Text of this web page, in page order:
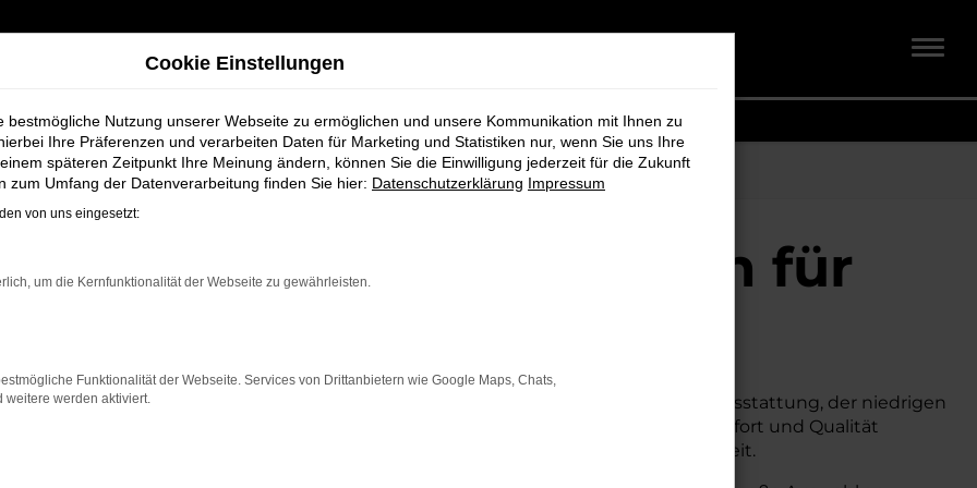
für Nordenham bei Schmidt + Koch
Q8 Gebrauchtwagen für
+ Koch
die ein zuverlässiges und modernes Fahrzeug suchen.
Mit seiner erstklassigen Ausstattung, der niedrigen
Gebrauchtwagen eine kostengünstige Alternative zum Neuwagen, ohne auf Komfort und Qualität
Fahrten, der Q8 überzeugt durch Fahrkomfort, Sicherheit und Wirtschaftlichkeit.
Cookie Einstellungen
bestmögliche Nutzung unserer Webseite zu ermöglichen und unsere Kommunikation mit Ihnen zu
Ihre Präferenzen und verarbeiten Daten für Marketing und Statistiken nur, wenn Sie uns Ihre
späteren Zeitpunkt Ihre Meinung ändern, können Sie die Einwilligung jederzeit für die Zukunft
zum Umfang der Datenverarbeitung finden Sie hier: Datenschutzerklärung Impressum
von uns eingesetzt:
um die Kernfunktionalität der Webseite zu gewährleisten.
Funktionalität der Webseite. Services von Drittanbietern wie Google Maps, Chats,
weitere werden aktiviert.